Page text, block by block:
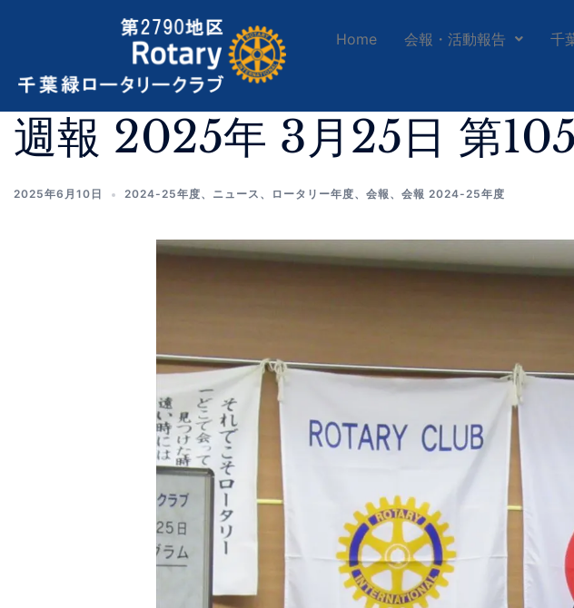
Home 会報・活動報告 千
週報 2025年 3月25日 第
2025年6月10日 2024-25年度、 ニュース 、 ロータリー年度、 会報 、 会報 2024-25年度